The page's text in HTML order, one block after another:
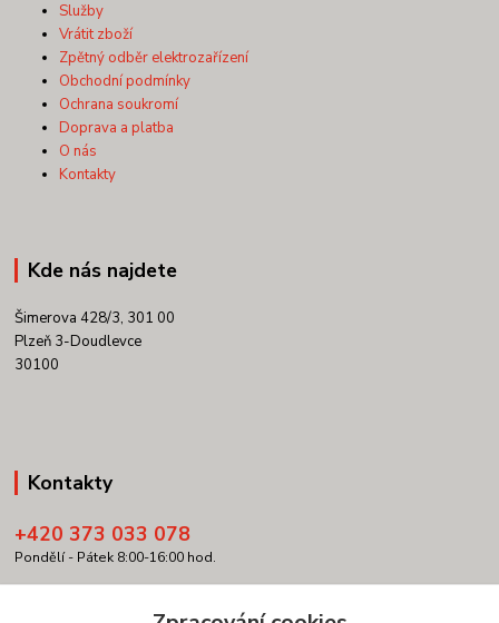
Služby
Vrátit zboží
Zpětný odběr elektrozařízení
Obchodní podmínky
Ochrana soukromí
Doprava a platba
O nás
Kontakty
Kde nás najdete
Šimerova 428/3, 301 00
Plzeň 3-Doudlevce
30100
Kontakty
+420 373 033 078
Pondělí - Pátek 8:00-16:00 hod.